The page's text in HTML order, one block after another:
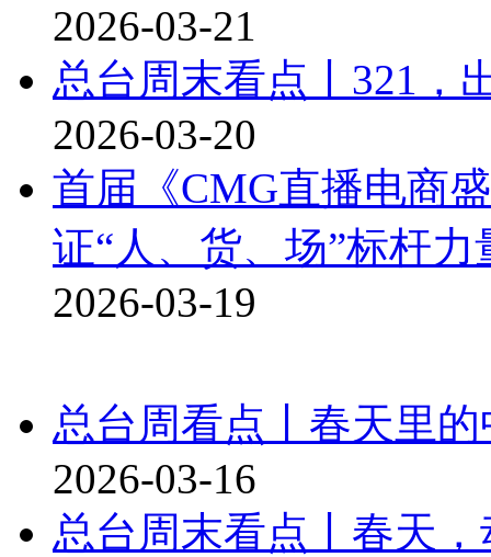
2026-03-21
总台周末看点丨321，
2026-03-20
首届《CMG直播电商
证“人、货、场”标杆力
2026-03-19
总台周看点丨春天里的
2026-03-16
总台周末看点丨春天